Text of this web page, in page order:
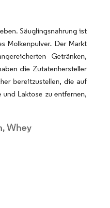
Säuglingsnahrung ist
Molkenpulver. Der Markt
Getränken,
die Zutatenhersteller
bereitzustellen, die auf
Laktose zu entfernen,